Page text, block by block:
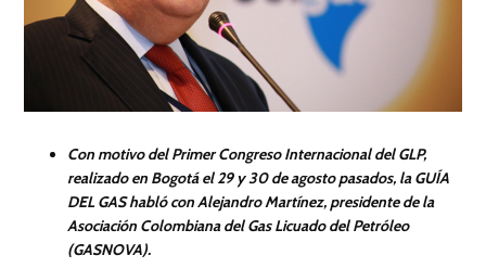
Con motivo del Primer Congreso Internacional del GLP,
realizado en Bogotá el 29 y 30 de agosto pasados, la GUÍA
DEL GAS habló con Alejandro Martínez, presidente de la
Asociación Colombiana del Gas Licuado del Petróleo
(GASNOVA).